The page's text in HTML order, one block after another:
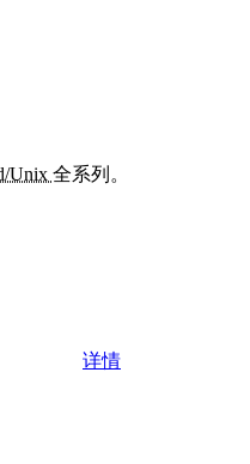
Unix 全系列。
详情